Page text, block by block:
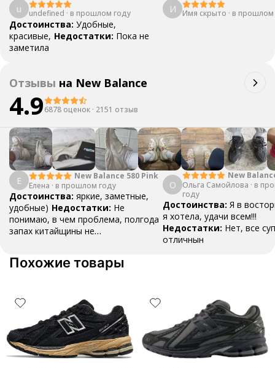
u undefined · в прошлом году
Достоинства: Удобные,
красивые, Недостатки: Пока не
заметила
И Имя скрыто · в прошлом
Отзывы на New Balance
4.96878 оценок · 2151 отзыв
Е
New Balance 580 Pink
Елена · в прошлом году
Достоинства: яркие, заметные,
удобные) Недостатки: Не
понимаю, в чем проблема, полгода
запах китайщины не
деньги вполне норм.
О
New
Ольга Самойлова · в
году
Достоинства: Я в
я хотела, удачи всем!!!
Недостатки: Нет, все
отличнын
Похожие товары